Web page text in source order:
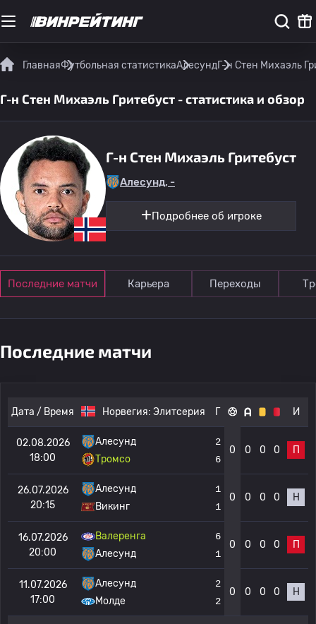
ГлавнаяФутбольная статистикаАлесундГ-н Стен Михаэль
Г-н Стен Михаэль Гритебуст - статистика и обзор
Г-н Стен Михаэль Гритебуст
Алесунд, -
Подробнее об игроке
Последние матчи Карьера Переходы
Последние матчи
Дата / Время Норвегия: Элитсерия Г И
02.08.2026
18:00
Алесунд
Тромсо
2
6
0 0 0 0 П
26.07.2026
20:15
Алесунд
Викинг
1
1
0 0 0 0 Н
16.07.2026
20:00
Валеренга
Алесунд
6
1
0 0 0 0 П
11.07.2026
17:00
Алесунд
Молде
2
2
0 0 0 0 Н